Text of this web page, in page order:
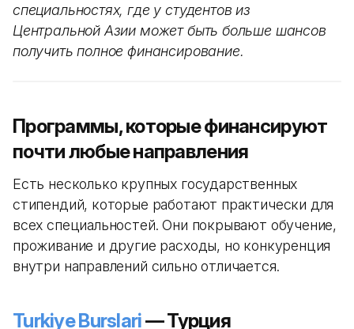
специальностях, где у студентов из
Центральной Азии может быть больше шансов
получить полное финансирование.
Программы, которые финансируют
почти любые направления
Есть несколько крупных государственных
стипендий, которые работают практически для
всех специальностей. Они покрывают обучение,
проживание и другие расходы, но конкуренция
внутри направлений сильно отличается.
Turkiye Burslari— Турция